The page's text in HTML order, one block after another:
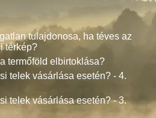
tulajdonosa, ha téves az
térkép?
termőföld elbirtoklása?
telek vásárlása esetén? - 4.
telek vásárlása esetén? - 3.